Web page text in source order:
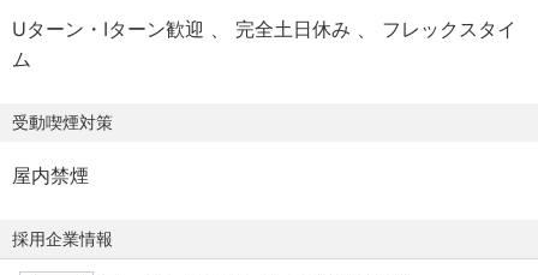
◆ プロジェクト推進
資料作成・WS設計・クライアント報告をプロジェクト
の中核として完遂
元Yahoo!社長の小澤や戦略ファーム出身マネージャーと
近い距離で企業戦略の検討に参画し、提案・デリバリーの
━━━━━━━━━━━━━━━━━━━━━━━━
■福利厚生
・健康診断、人間ドック
・越境する好奇心（Curiosity）：ビジネスとテクノロジー
の壁を自ら取り払い、未知の領域を学び続けることを厭わ
ない方
割れる「修羅場」においても、粘り強くステークホルダー
を巻き込み、結果が出るまで逃げない方
Uターン・Iターン歓迎 完全土日休み
フレックスタイ
ム
受動喫煙対策
屋内禁煙
採用企業情報